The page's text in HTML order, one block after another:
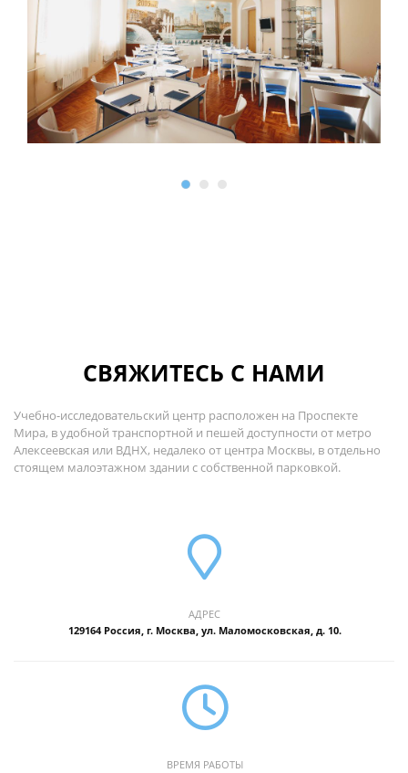
СВЯЖИТЕСЬ С НАМИ
Учебно-исследовательский центр расположен на Проспекте
Мира, в удобной транспортной и пешей доступности от метро
Алексеевская или ВДНХ, недалеко от центра Москвы, в отдельно
стоящем малоэтажном здании с собственной парковкой.
АДРЕС
129164 Россия, г. Москва, ул. Маломосковская, д. 10.
ВРЕМЯ РАБОТЫ